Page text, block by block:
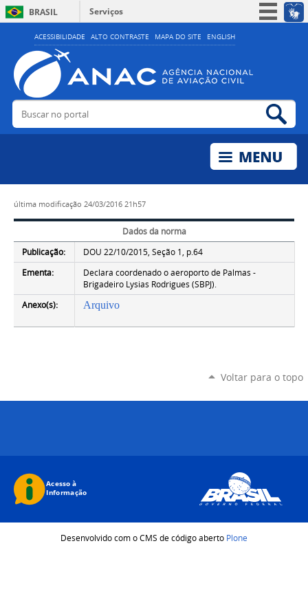
ACESSIBILIDADE ALTO CONTRASTE MAPA DO SITE ENGLISH
BRASIL
Serviços
Simplifique!
Acesso à informação
Legislação
Buscar no portal
última modificação 24/03/2016 21h57
Dados da norma
Publicação:
DOU 22/10/2015, Seção 1, p.64
Ementa:
Declara coordenado o aeroporto de Palmas -
Brigadeiro Lysias Rodrigues (SBPJ).
Anexo(s):
Arquivo
Voltar para o topo
Desenvolvido com o CMS de código aberto Plone